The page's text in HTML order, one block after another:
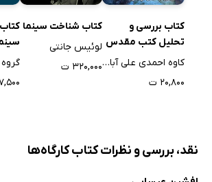
دوروتا
جعبه ی چینی
ابزار کار
کتاب بررسی و
تحلیل کتب مقدس
و باور‌های مسیحیکاوه احمدی علی آبادی
۲۰,۸۰۰ ت
کتاب شناخت سینما
لوئیس جانتی
۳۲۰,۰۰۰ ت
نقد، بررسی و نظرات کتاب کارگاه‌ها